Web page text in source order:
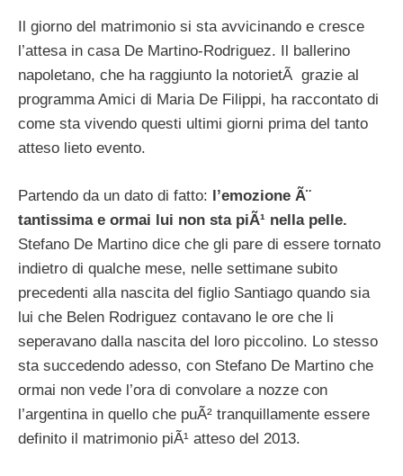
Il giorno del matrimonio si sta avvicinando e cresce
l’attesa in casa De Martino-Rodriguez. Il ballerino
napoletano, che ha raggiunto la notorietÃ grazie al
programma Amici di Maria De Filippi, ha raccontato di
come sta vivendo questi ultimi giorni prima del tanto
atteso lieto evento.
Partendo da un dato di fatto: l’emozione Ã¨
tantissima e ormai lui non sta piÃ¹ nella pelle.
Stefano De Martino dice che gli pare di essere tornato
indietro di qualche mese, nelle settimane subito
precedenti alla nascita del figlio Santiago quando sia
lui che Belen Rodriguez contavano le ore che li
seperavano dalla nascita del loro piccolino. Lo stesso
sta succedendo adesso, con Stefano De Martino che
ormai non vede l’ora di convolare a nozze con
l’argentina in quello che puÃ² tranquillamente essere
definito il matrimonio piÃ¹ atteso del 2013.